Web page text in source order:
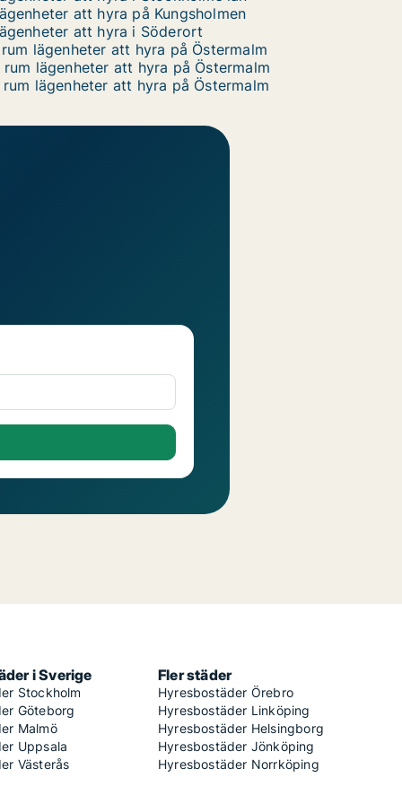
att hyra på Kungsholmen
att hyra i Söderort
rum lägenheter att hyra på Östermalm
rum lägenheter att hyra på Östermalm
rum lägenheter att hyra på Östermalm
i Sverige
Stockholm
Göteborg
Malmö
Uppsala
Västerås
Fler städer
Hyresbostäder Örebro
Hyresbostäder Linköping
Hyresbostäder Helsingborg
Hyresbostäder Jönköping
Hyresbostäder Norrköping